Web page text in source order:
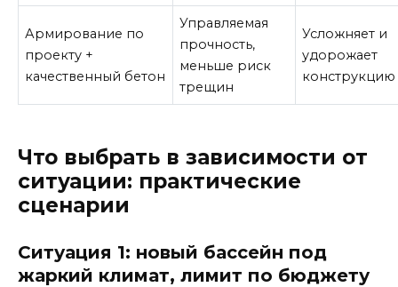
Армирование по
проекту +
качественный бетон
Управляемая
прочность,
меньше риск
трещин
Усложняет и
удорожает
конструкцию
Что выбрать в зависимости от
ситуации: практические
сценарии
Ситуация 1: новый бассейн под
жаркий климат, лимит по бюджету